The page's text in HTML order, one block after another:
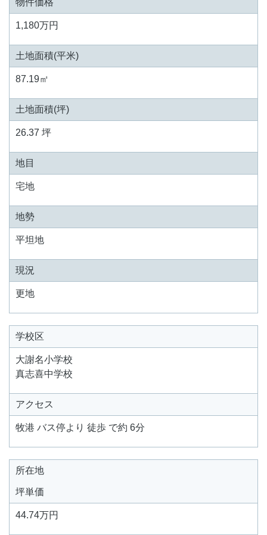
1,180万円
土地面積(平米)
87.19㎡
土地面積(坪)
26.37 坪
地目
宅地
地勢
平坦地
現況
更地
学校区
大謝名小学校
真志喜中学校
アクセス
牧港 バス停より 徒歩 で約 6分
所在地
坪単価
44.74万円